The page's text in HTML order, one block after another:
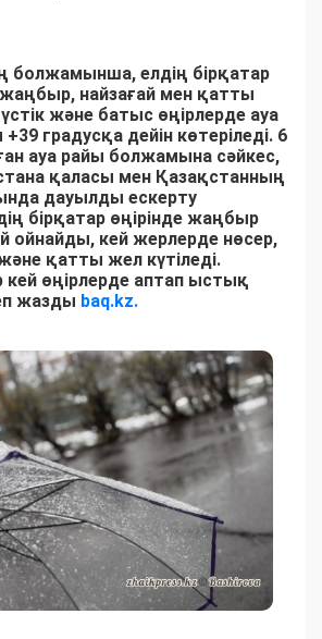
болжамынша, елдің бірқатар
жаңбыр, найзағай мен қатты
және батыс өңірлерде ауа
градусқа дейін көтеріледі. 6
ауа райы болжамына сәйкес,
қаласы мен Қазақстанның
дауылды ескерту
бірқатар өңірінде жаңбыр
ойнайды, кей жерлерде нөсер,
қатты жел күтіледі.
өңірлерде аптап ыстық
жазды baq.kz.